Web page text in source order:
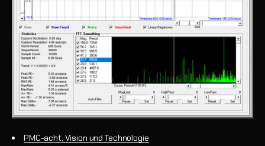
PMC-acht, Vision und Technologie